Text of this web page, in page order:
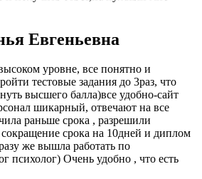
Евгеньевна
уровне, все понятно и
тестовые задания до 3раз, что
высшего балла)все удобно-сайт
шикарный, отвечают на все
раньше срока , разрешили
сокращение срока на 10дней и диплом
же вышла работать по
психолог) Очень удобно , что есть